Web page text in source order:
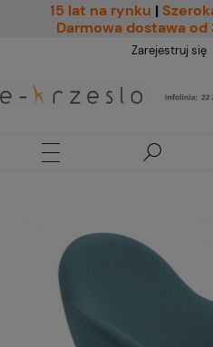
15 lat na rynku |
Darmowa dostawa od
Zarejestruj się